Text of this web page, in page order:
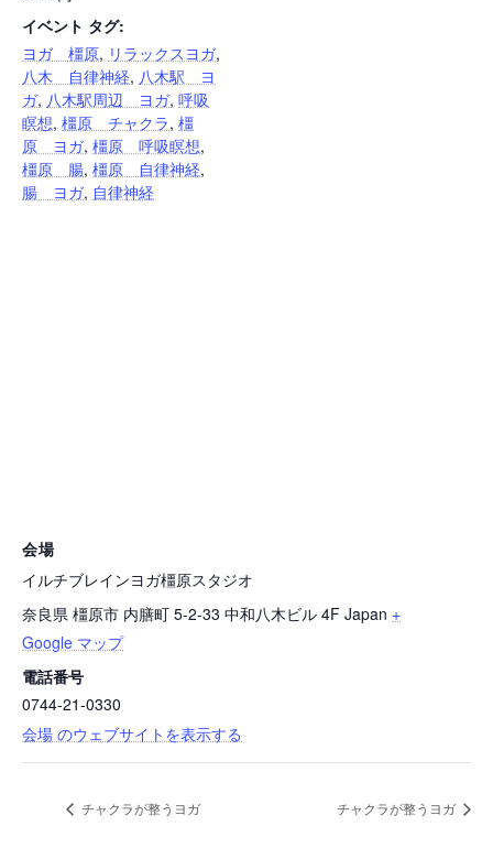
イベント タグ:
ヨガ 橿原, リラックスヨガ,
八木 自律神経, 八木駅 ヨ
ガ, 八木駅周辺 ヨガ, 呼吸
瞑想, 橿原 チャクラ, 橿
原 ヨガ, 橿原 呼吸瞑想,
橿原 腸, 橿原 自律神経,
腸 ヨガ, 自律神経
会場
イルチブレインヨガ橿原スタジオ
奈良県 橿原市 内膳町 5-2-33 中和八木ビル 4F Japan +
Google マップ
電話番号
0744-21-0330
会場 のウェブサイトを表示する
チャクラが整うヨガ チャクラが整うヨガ